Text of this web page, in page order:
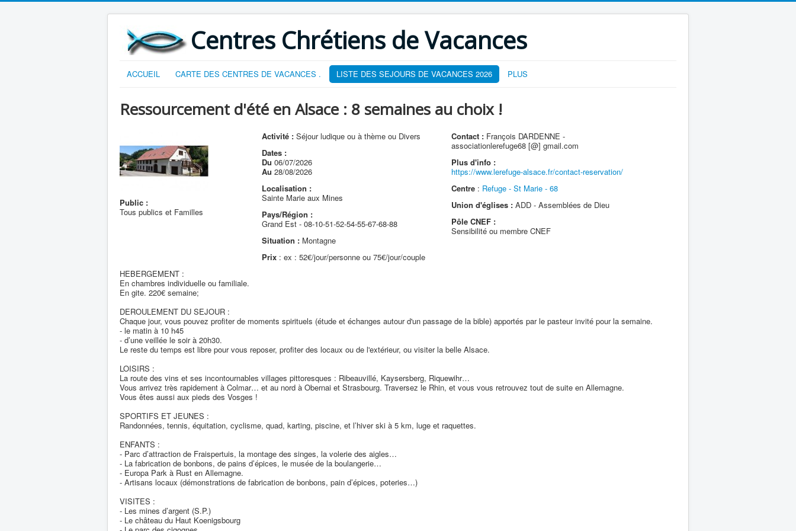
Centres Chrétiens de Vacances
ACCUEIL CARTE DES CENTRES DE VACANCES . LISTE DES SEJOURS DE VACANCES 2026 PLUS
Ressourcement d'été en Alsace : 8 semaines au choix !
Public :
Tous publics et Familles
Activité : Séjour ludique ou à thème ou Divers
Dates :
Du 06/07/2026
Au 28/08/2026
Localisation :
Sainte Marie aux Mines
Pays/Région :
Grand Est - 08-10-51-52-54-55-67-68-88
Situation : Montagne
Prix : ex : 52€/jour/personne ou 75€/jour/couple
Contact : François DARDENNE -
associationlerefuge68 [@] gmail.com
Plus d'info :
https://www.lerefuge-alsace.fr/contact-reservation/
Centre : Refuge - St Marie - 68
Union d'églises : ADD - Assemblées de Dieu
Pôle CNEF :
Sensibilité ou membre CNEF
HEBERGEMENT :
En chambres individuelle ou familiale.
En gite. 220€ semaine;
DEROULEMENT DU SEJOUR :
Chaque jour, vous pouvez profiter de moments spirituels (étude et échanges autour d'un passage de la bible) apportés par le pasteur invité pour la semaine.
- le matin à 10 h45
- d’une veillée le soir à 20h30.
Le reste du temps est libre pour vous reposer, profiter des locaux ou de l'extérieur, ou visiter la belle Alsace.
LOISIRS :
La route des vins et ses incontournables villages pittoresques : Ribeauvillé, Kaysersberg, Riquewihr…
Vous arrivez très rapidement à Colmar… et au nord à Obernai et Strasbourg. Traversez le Rhin, et vous vous retrouvez tout de suite en Allemagne.
Vous êtes aussi aux pieds des Vosges !
SPORTIFS ET JEUNES :
Randonnées, tennis, équitation, cyclisme, quad, karting, piscine, et l’hiver ski à 5 km, luge et raquettes.
ENFANTS :
- Parc d’attraction de Fraispertuis, la montage des singes, la volerie des aigles…
- La fabrication de bonbons, de pains d’épices, le musée de la boulangerie…
- Europa Park à Rust en Allemagne.
- Artisans locaux (démonstrations de fabrication de bonbons, pain d’épices, poteries…)
VISITES :
- Les mines d’argent (S.P.)
- Le château du Haut Koenigsbourg